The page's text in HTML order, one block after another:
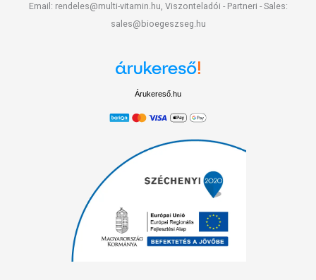
Email: rendeles@multi-vitamin.hu, Viszonteladói - Partneri - Sales:
sales@bioegeszseg.hu
Árukereső.hu